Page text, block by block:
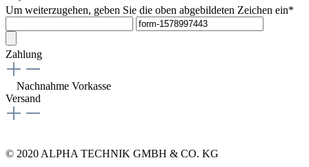
Um weiterzugehen, geben Sie die oben abgebildeten Zeichen ein*
Zahlung
Nachnahme Vorkasse
Versand
© 2020 ALPHA TECHNIK GMBH & CO. KG